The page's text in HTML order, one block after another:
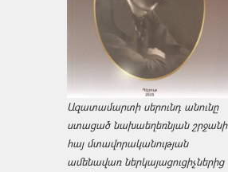
Ազատամարտի սերունդ անունը
ստացած նախաեղեռնյան շրջանի
հայ մտավորականության
ամենավառ ներկայացուցիչներից